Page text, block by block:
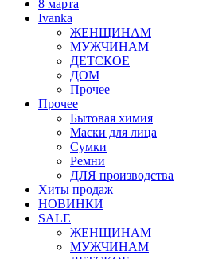
8 марта
Ivanka
ЖЕНЩИНАМ
МУЖЧИНАМ
ДЕТСКОЕ
ДОМ
Прочее
Прочее
Бытовая химия
Маски для лица
Сумки
Ремни
ДЛЯ производства
Хиты продаж
НОВИНКИ
SALE
ЖЕНЩИНАМ
МУЖЧИНАМ